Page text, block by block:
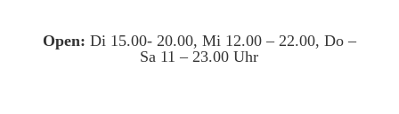
Open: Di 15.00- 20.00, Mi 12.00 – 22.00, Do –
Sa 11 – 23.00 Uhr